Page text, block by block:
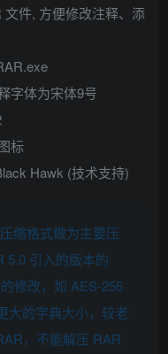
件, 方便修改注释、添
字体为宋体9号
标
Hawk (技术支持)
缩格式做为主要压
5.0 引入的版本的
修改，如 AES-256
大的字典大小，较老
，不能解压 RAR